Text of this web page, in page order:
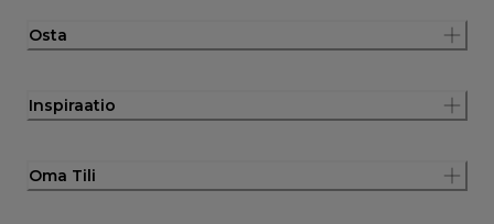
Osta
Inspiraatio
Oma Tili